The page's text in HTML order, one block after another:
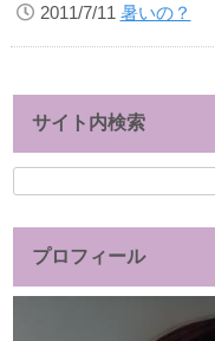
2011/7/11 暑いの？
サイト内検索
検
プロフィール